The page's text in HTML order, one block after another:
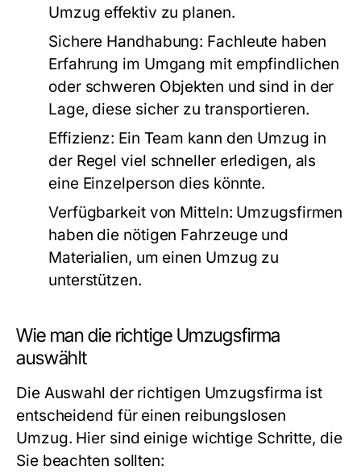
Umzug effektiv zu planen.
Sichere Handhabung: Fachleute haben
Erfahrung im Umgang mit empfindlichen
oder schweren Objekten und sind in der
Lage, diese sicher zu transportieren.
Effizienz: Ein Team kann den Umzug in
der Regel viel schneller erledigen, als
eine Einzelperson dies könnte.
Verfügbarkeit von Mitteln: Umzugsfirmen
haben die nötigen Fahrzeuge und
Materialien, um einen Umzug zu
unterstützen.
Wie man die richtige Umzugsfirma
auswählt
Die Auswahl der richtigen Umzugsfirma ist
entscheidend für einen reibungslosen
Umzug. Hier sind einige wichtige Schritte, die
Sie beachten sollten: